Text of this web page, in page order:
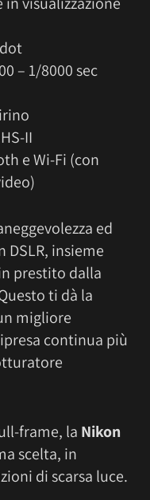
– 1/8000 sec
II
e Wi-Fi (con
ed
insieme
prestito dalla
ti dà la
migliore
continua più
frame, la Nikon
scelta, in
di scarsa luce.